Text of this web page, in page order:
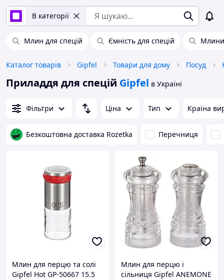
В категорії
Млин для спецій Ємність для спецій Млини
Каталог товарів Gipfel Товари для дому Посуд
Приладдя для спецій Gipfel в Україні
Фільтри Ціна Тип Країна
Безкоштовна доставка Rozetka Перечниця
Млин для перцю та солі
Gipfel Hot GP-50667 15.5
Млин для перцю і
сільниця Gipfel ANEMONE